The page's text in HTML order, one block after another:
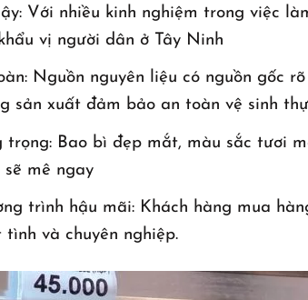
Với nhiều kinh nghiệm trong việc
vị người dân ở Tây Ninh
Nguồn nguyên liệu có nguồn gốc
sản xuất đảm bảo an toàn vệ sinh
trọng: Bao bì đẹp mắt, màu sắc tươi
sẽ mê ngay
trình hậu mãi: Khách hàng mua
tình và chuyên nghiệp.